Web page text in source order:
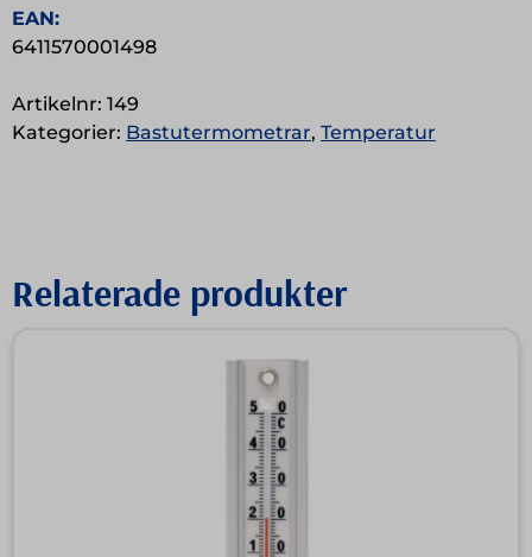
EAN:
6411570001498
Artikelnr: 149
Kategorier: Bastutermometrar, Temperatur
Relaterade produkter